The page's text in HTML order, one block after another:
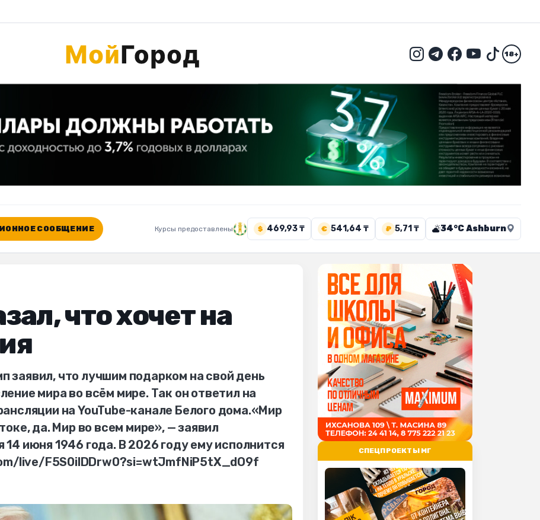
18+
СООБЩЕНИЕ Курсы предоставлены $ 469,93 ₸ € 541,64 ₸ ₽ 5,71 ₸ 34°C Ashburn
что хочет на
что лучшим подарком на свой день
мира во всём мире. Так он ответил на
на YouTube-канале Белого дома.«Мир
да. Мир во всем мире», — заявил
июня 1946 года. В 2026 году ему исполнится
live/F5S0ilDDrw0?si=wtJmfNiP5tX_dO9f
СПЕЦПРОЕКТЫ МГ